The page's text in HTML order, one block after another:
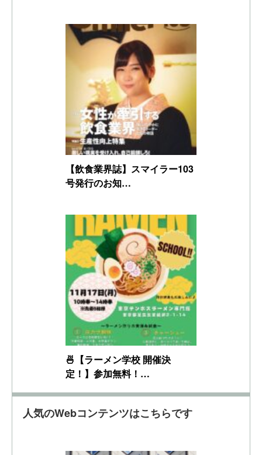
【飲食業界誌】スマイラー103
号発行のお知…
🍜【ラーメン学校 開催決
定！】参加無料！…
人気のWebコンテンツはこちらです